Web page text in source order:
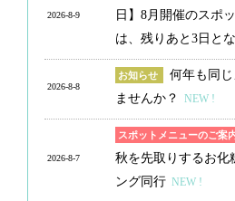
2026-8-9
日】8月開催のスポ
は、残りあと3日と
2026-8-8
お知らせ
何年も同
ませんか？
NEW !
2026-8-7
スポットメニューのご案
秋を先取りするお化
ング同行 NEW !